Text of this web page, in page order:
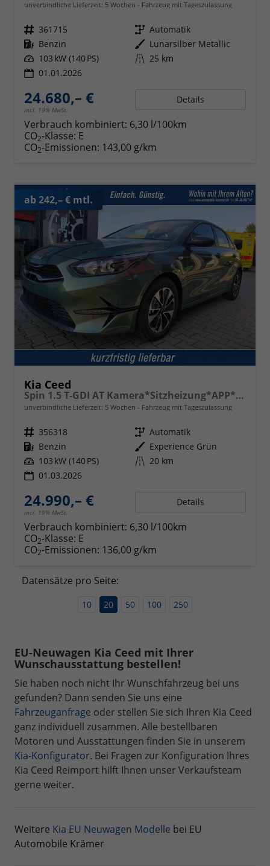
unverbindliche Lieferzeit: 5 Wochen Fahrzeug mit Tageszulassung
Fahrzeugnr. 361715 Getriebe Automatik
Kraftstoff Benzin Außenfarbe Lunarsilber Metallic
Leistung 103 kW (140 PS) Kilometerstand 25 km
01.01.2026
24.680,– €
incl. 19% MwSt.
Details
Verbrauch kombiniert: 6,30 l/100km
CO2-Klasse: E
CO2-Emissionen: 143,00 g/km
ab 242,– € mtl.
Kia Ceed
Spin 1.5 T-GDI AT Kamera*Sitzheizung*APP*Navi
unverbindliche Lieferzeit: 5 Wochen Fahrzeug mit Tageszulassung
Fahrzeugnr. 356318 Getriebe Automatik
Kraftstoff Benzin Außenfarbe Experience Grün
Leistung 103 kW (140 PS) Kilometerstand 20 km
01.03.2026
24.990,– €
incl. 19% MwSt.
Details
Verbrauch kombiniert: 6,30 l/100km
CO2-Klasse: E
CO2-Emissionen: 136,00 g/km
Datensätze pro Seite:
10 20 50 100 250
EU-Neuwagen Kia Ceed mit Ihrer
Wunschausstattung bestellen!
Sie haben noch nicht Ihr Wunschfahrzeug bei uns
gefunden? Dann senden Sie uns eine
Fahrzeuganfrage oder stellen Sie sich Ihren Kia Ceed
ganz individuell zusammen. Alle bestellbaren
Motoren und Ausstattungen finden Sie in unserem
Kia-Konfigurator. Bei Fragen zur Konfiguration Ihres
Kia Ceed Reimport hilft Ihnen unser Verkaufsteam
gerne weiter.
Weitere Kia EU Neuwagen Modelle bei EU
Automobile Krämer